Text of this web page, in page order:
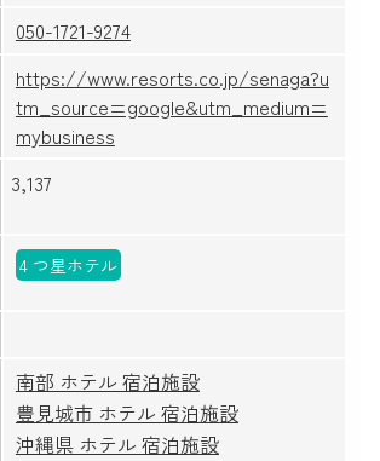
050-1721-9274
https://www.resorts.co.jp/senaga?u
tm_source=google&utm_medium=
mybusiness
3,137
4 つ星ホテル
南部 ホテル 宿泊施設
豊見城市 ホテル 宿泊施設
沖縄県 ホテル 宿泊施設